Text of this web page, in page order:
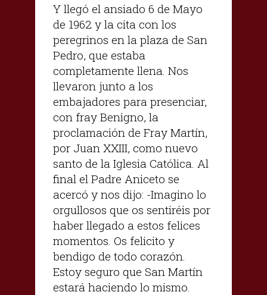
Y llegó el ansiado 6 de Mayo
de 1962 y la cita con los
peregrinos en la plaza de San
Pedro, que estaba
completamente llena. Nos
llevaron junto a los
embajadores para presenciar,
con fray Benigno, la
proclamación de Fray Martín,
por Juan XXIII, como nuevo
santo de la Iglesia Católica. Al
final el Padre Aniceto se
acercó y nos dijo: -Imagino lo
orgullosos que os sentiréis por
haber llegado a estos felices
momentos. Os felicito y
bendigo de todo corazón.
Estoy seguro que San Martín
estará haciendo lo mismo.